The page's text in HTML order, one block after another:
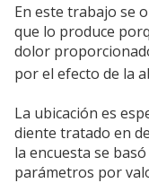
En este trabajo se
que lo produce
dolor
por el efecto de la
La ubicación es
diente tratado en
la encuesta se
parámetros por